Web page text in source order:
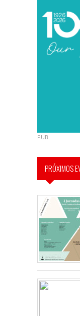
PUB
PRÓXIMOS